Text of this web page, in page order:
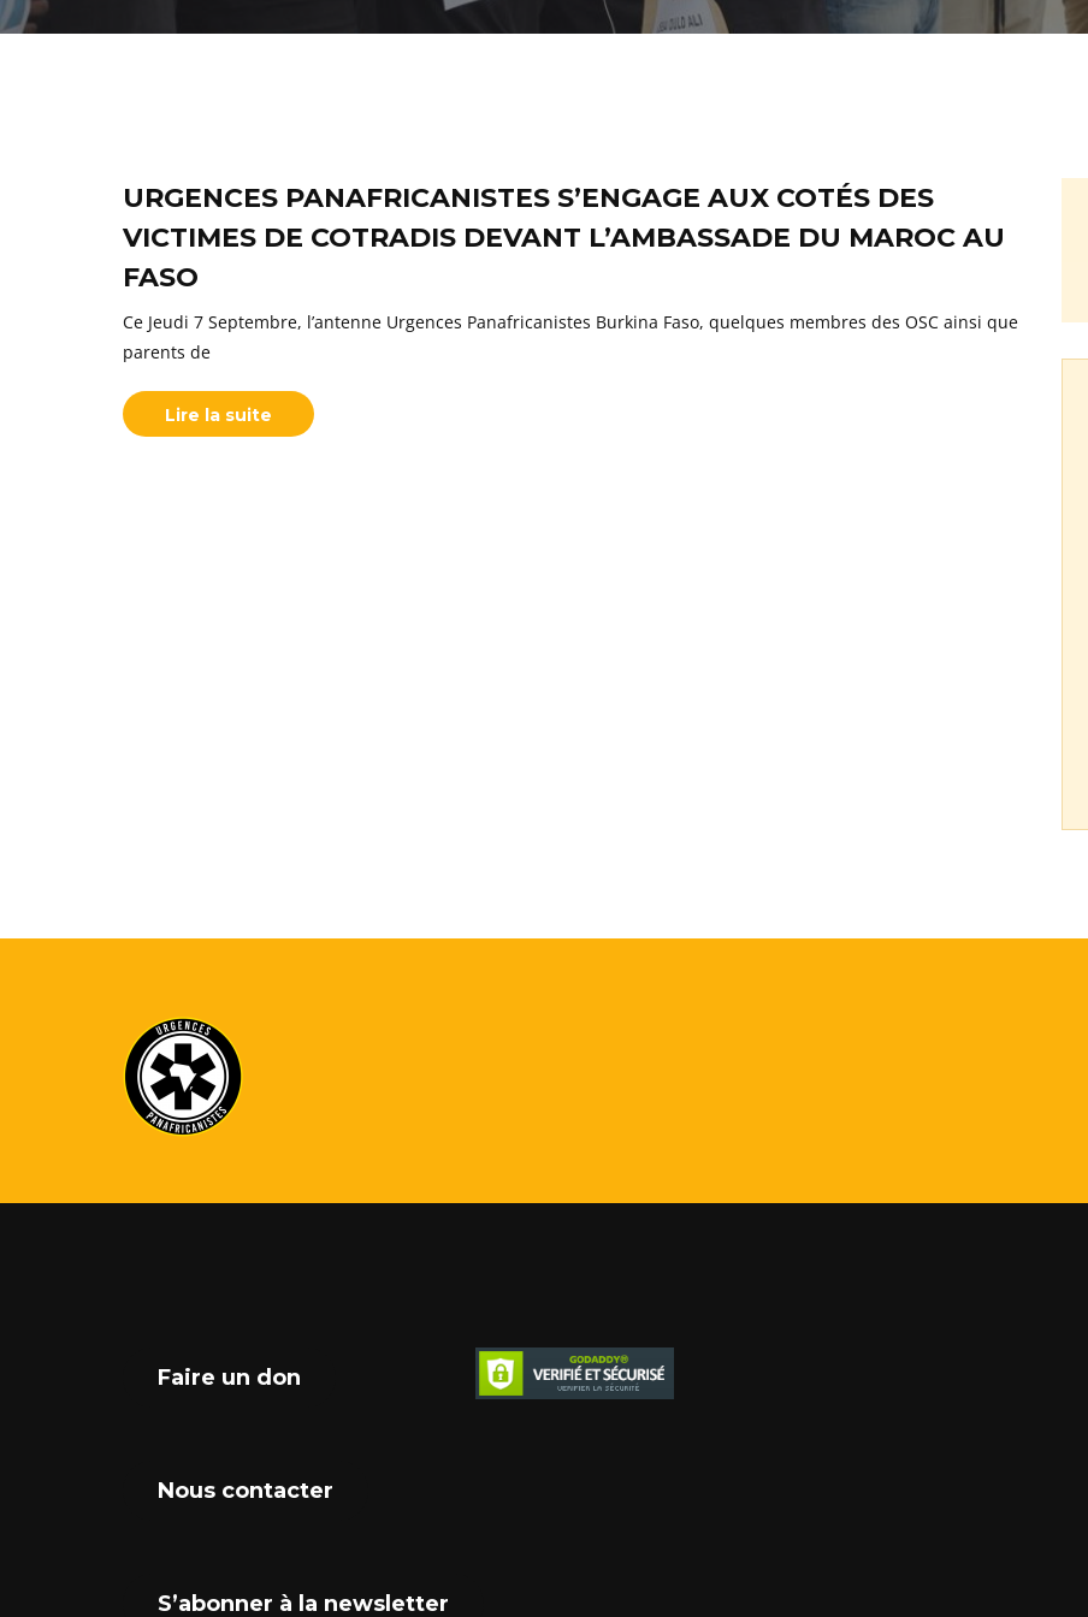
URGENCES PANAFRICANISTES S’ENGAGE AUX COTÉS DES
VICTIMES DE COTRADIS DEVANT L’AMBASSADE DU MAROC AU
FASO
Ce Jeudi 7 Septembre, l’antenne Urgences Panafricanistes Burkina Faso, quelques membres des OSC ainsi que
parents de
Lire la suite
Faire un don
Nous contacter
S’abonner à la newsletter